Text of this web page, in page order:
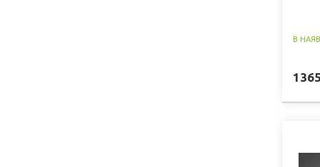
В
1365